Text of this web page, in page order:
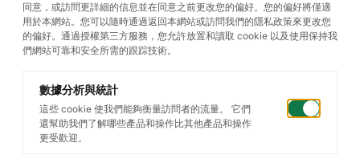
篩選您的搜索
同意，或訪問更詳細的信息並在同意之前更改您的偏好。您的偏好將僅適
用於本網站。您可以隨時通過返回本網站或訪問我們的隱私政策來更改您
的偏好。通過授權第三方服務，您允許放置和讀取 cookie 以及使用保持我
們網站可靠和安全所需的跟踪技術。
數據分析與統計
這些 cookie 使我們能夠衡量訪問者的流量。 它們
還幫助我們了解哪些產品和操作比其他產品和操作
更受歡迎。